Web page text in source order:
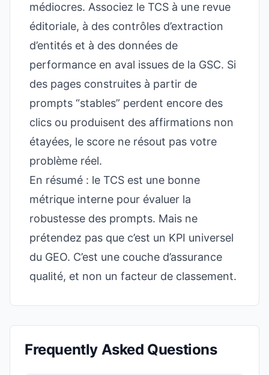
médiocres. Associez le TCS à une revue
éditoriale, à des contrôles d’extraction
d’entités et à des données de
performance en aval issues de la GSC. Si
des pages construites à partir de
prompts “stables” perdent encore des
clics ou produisent des affirmations non
étayées, le score ne résout pas votre
problème réel.
En résumé : le TCS est une bonne
métrique interne pour évaluer la
robustesse des prompts. Mais ne
prétendez pas que c’est un KPI universel
du GEO. C’est une couche d’assurance
qualité, et non un facteur de classement.
Frequently Asked Questions